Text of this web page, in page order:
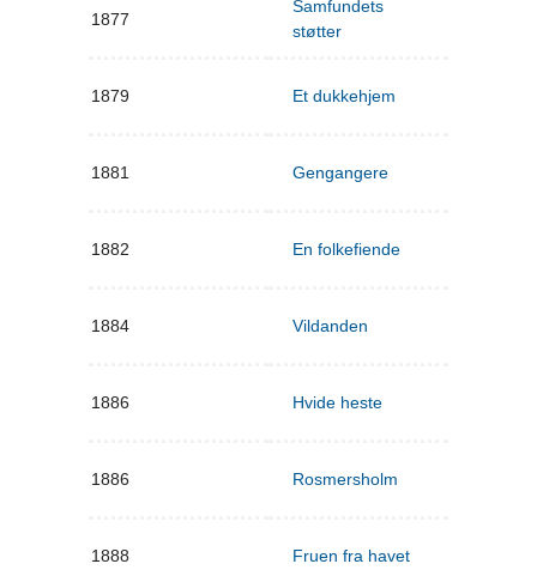
1877
Samfundets
støtter
1879 Et dukkehjem
1881 Gengangere
1882 En folkefiende
1884 Vildanden
1886 Hvide heste
1886 Rosmersholm
1888 Fruen fra havet